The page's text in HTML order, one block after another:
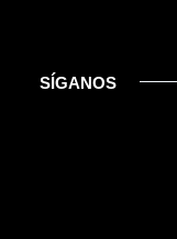
SÍGANOS